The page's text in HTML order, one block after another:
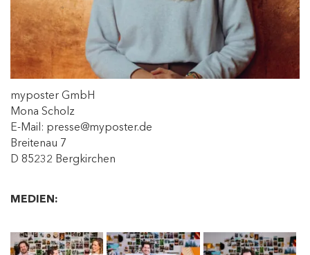
myposter GmbH
Mona Scholz
E-Mail: presse@myposter.de
Breitenau 7
D 85232 Bergkirchen
MEDIEN: